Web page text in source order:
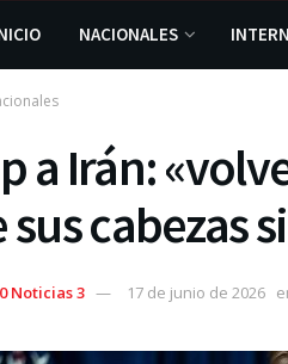
NACIONALES
a Irán:
cabezas
Noticias 3 17 de junio de 2026